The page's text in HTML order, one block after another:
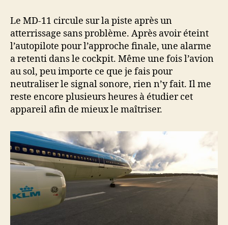
Le MD-11 circule sur la piste après un
atterrissage sans problème. Après avoir éteint
l’autopilote pour l’approche finale, une alarme
a retenti dans le cockpit. Même une fois l’avion
au sol, peu importe ce que je fais pour
neutraliser le signal sonore, rien n’y fait. Il me
reste encore plusieurs heures à étudier cet
appareil afin de mieux le maîtriser.